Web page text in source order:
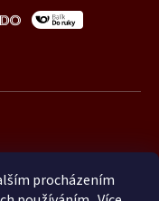
procházením